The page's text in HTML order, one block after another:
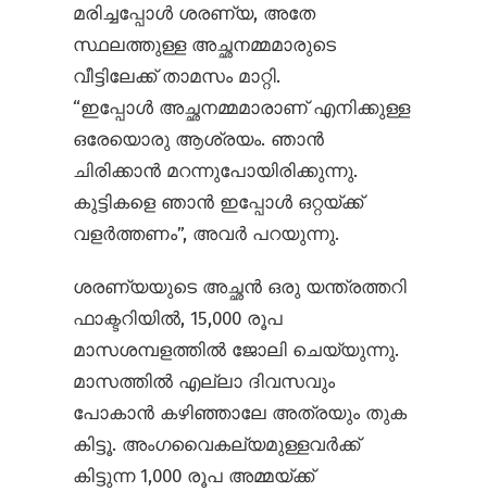
മരിച്ചപ്പോൾ ശരണ്യ, അതേ
സ്ഥലത്തുള്ള അച്ഛനമ്മമാരുടെ
വീട്ടിലേക്ക് താമസം മാറ്റി.
“ഇപ്പോൾ അച്ഛനമ്മമാരാണ് എനിക്കുള്ള
ഒരേയൊരു ആശ്രയം. ഞാൻ
ചിരിക്കാൻ മറന്നുപോയിരിക്കുന്നു.
കുട്ടികളെ ഞാൻ ഇപ്പോൾ ഒറ്റയ്ക്ക്
വളർത്തണം”, അവർ പറയുന്നു.
ശരണ്യയുടെ അച്ഛൻ ഒരു യന്ത്രത്തറി
ഫാക്ടറിയിൽ, 15,000 രൂപ
മാസശമ്പളത്തിൽ ജോലി ചെയ്യുന്നു.
മാസത്തിൽ എല്ലാ ദിവസവും
പോകാൻ കഴിഞ്ഞാലേ അത്രയും തുക
കിട്ടൂ. അംഗവൈകല്യമുള്ളവർക്ക്
കിട്ടുന്ന 1,000 രൂപ അമ്മയ്ക്ക്